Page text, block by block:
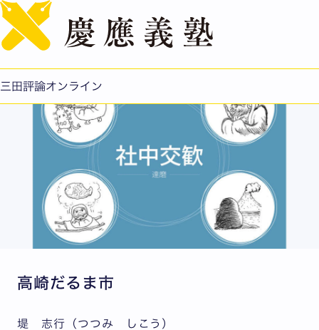
三田評論オンライン
達磨
高崎だるま市
堤 志行（つつみ しこう）